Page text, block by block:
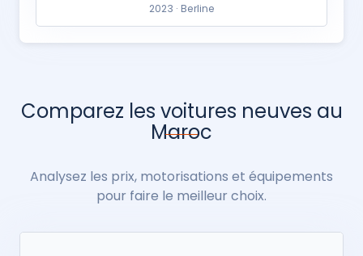
2023 · Berline
Comparez les voitures neuves au
Maroc
Analysez les prix, motorisations et équipements
pour faire le meilleur choix.